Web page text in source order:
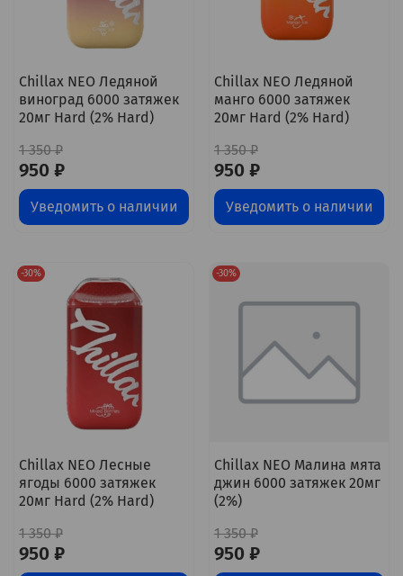
Chillax NEO Ледяной
виноград 6000 затяжек
20мг Hard (2% Hard)
1 350 ₽
950 ₽
Уведомить о наличии
Chillax NEO Ледяной
манго 6000 затяжек
20мг Hard (2% Hard)
1 350 ₽
950 ₽
Уведомить о наличии
-30%
Chillax NEO Лесные
ягоды 6000 затяжек
20мг Hard (2% Hard)
1 350 ₽
950 ₽
-30%
Chillax NEO Малина мята
джин 6000 затяжек 20мг
(2%)
1 350 ₽
950 ₽